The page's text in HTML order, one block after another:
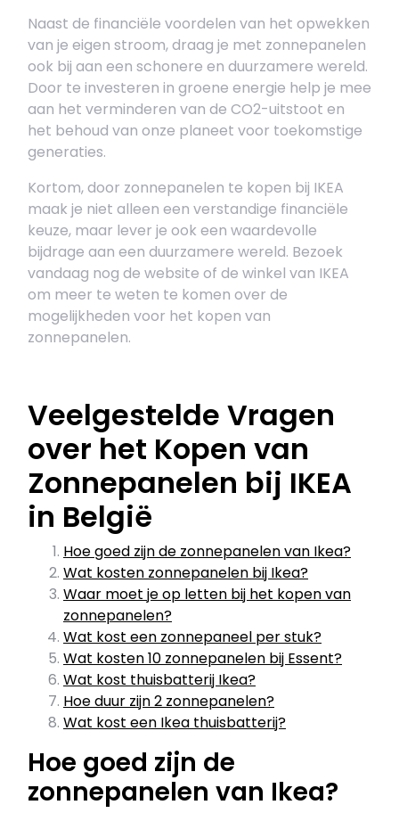
Naast de financiële voordelen van het opwekken
van je eigen stroom, draag je met zonnepanelen
ook bij aan een schonere en duurzamere wereld.
Door te investeren in groene energie help je mee
aan het verminderen van de CO2-uitstoot en
het behoud van onze planeet voor toekomstige
generaties.
Kortom, door zonnepanelen te kopen bij IKEA
maak je niet alleen een verstandige financiële
keuze, maar lever je ook een waardevolle
bijdrage aan een duurzamere wereld. Bezoek
vandaag nog de website of de winkel van IKEA
om meer te weten te komen over de
mogelijkheden voor het kopen van
zonnepanelen.
Veelgestelde Vragen
over het Kopen van
Zonnepanelen bij IKEA
in België
Hoe goed zijn de zonnepanelen van Ikea?
Wat kosten zonnepanelen bij Ikea?
Waar moet je op letten bij het kopen van
zonnepanelen?
Wat kost een zonnepaneel per stuk?
Wat kosten 10 zonnepanelen bij Essent?
Wat kost thuisbatterij Ikea?
Hoe duur zijn 2 zonnepanelen?
Wat kost een Ikea thuisbatterij?
Hoe goed zijn de
zonnepanelen van Ikea?